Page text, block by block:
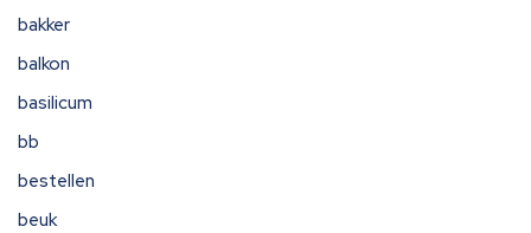
bakker
balkon
basilicum
bb
bestellen
beuk